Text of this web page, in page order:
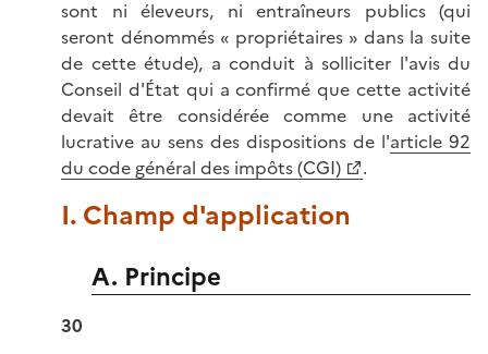
sont ni éleveurs, ni entraîneurs publics (qui
seront dénommés « propriétaires » dans la suite
de cette étude), a conduit à solliciter l'avis du
Conseil d'État qui a confirmé que cette activité
devait être considérée comme une activité
lucrative au sens des dispositions de l'article 92
du code général des impôts (CGI)
.
I. Champ d'application
A. Principe
30